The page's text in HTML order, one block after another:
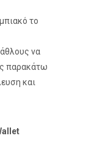
το
να
παρακάτω
και